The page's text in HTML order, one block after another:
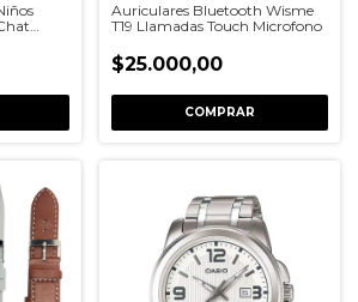
Auriculares Bluetooth Wisme
T19 Llamadas Touch Microfono
$25.000,00
COMPRAR